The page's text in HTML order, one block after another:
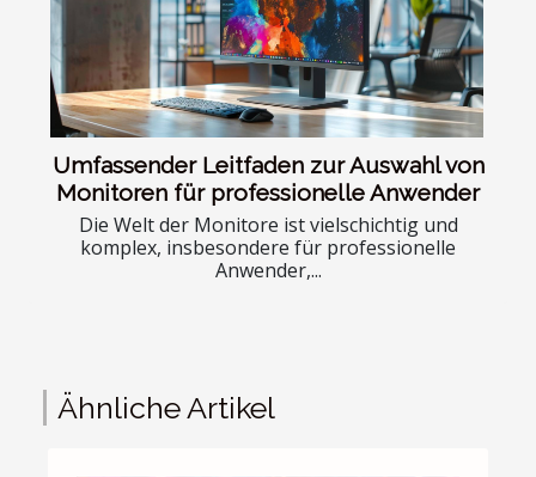
Umfassender Leitfaden zur Auswahl von
Monitoren für professionelle Anwender
Die Welt der Monitore ist vielschichtig und
komplex, insbesondere für professionelle
Anwender,...
Ähnliche Artikel